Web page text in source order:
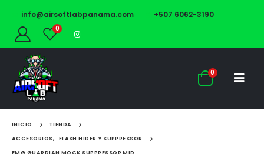
info@airsoftlabpanama.com +507 6062-3190
0
0
INICIO
TIENDA
ACCESORIOS,
FLASH HIDER Y SUPPRESSOR
EMG GUARDIAN MOCK SUPPRESSOR MID